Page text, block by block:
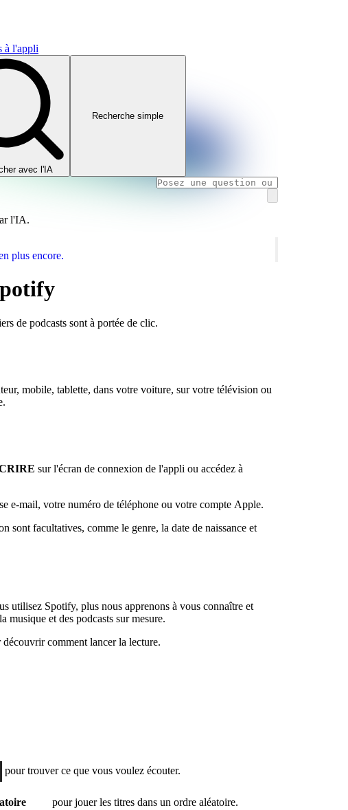
à l'appli
avec l'IA
Recherche simple
l'IA.
plus encore.
de podcasts sont à portée de clic.
mobile, tablette, dans votre voiture, sur votre télévision ou
sur l'écran de connexion de l'appli ou accédez à
e-mail, votre numéro de téléphone ou votre compte Apple.
sont facultatives, comme le genre, la date de naissance et
utilisez Spotify, plus nous apprenons à vous connaître et
musique et des podcasts sur mesure.
comment lancer la lecture.
pour trouver ce que vous voulez écouter.
pour jouer les titres dans un ordre aléatoire.